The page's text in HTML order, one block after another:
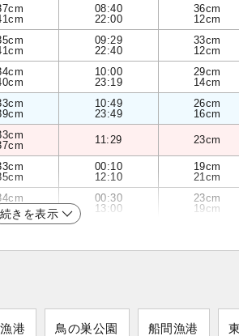
08:40
22:00
36cm
12cm
09:29
22:40
33cm
12cm
10:00
23:19
29cm
14cm
10:49
23:49
26cm
16cm
11:29 23cm
00:10
12:10
19cm
21cm
00:30
13:00
23cm
19cm
続きを表示
港 鳥の巣公園 船間漁港